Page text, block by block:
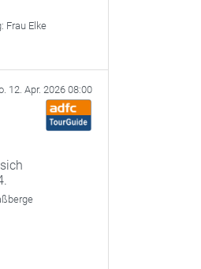
Frau Elke
12. Apr. 2026 08:00